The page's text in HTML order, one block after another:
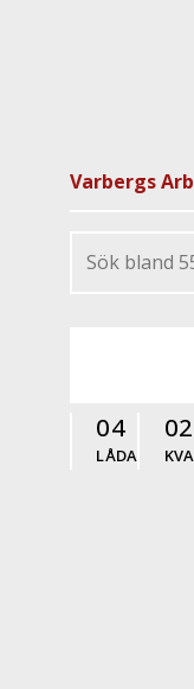
Varbergs
04
LÅDA
02